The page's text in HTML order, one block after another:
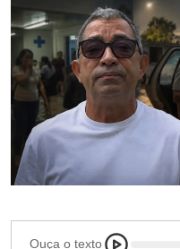
Ouça o texto